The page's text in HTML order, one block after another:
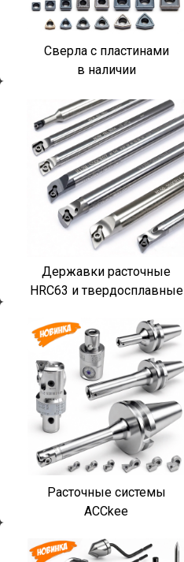
Сверла с пластинами
в наличии
Державки расточные
HRC63 и твердосплавные
Расточные системы
ACCkee